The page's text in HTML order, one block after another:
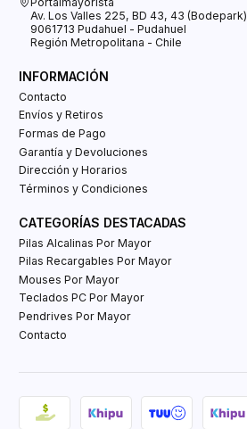
Av. Los Valles 225, BD 43, 43 (Bodepark)
9061713 Pudahuel - Pudahuel
Región Metropolitana - Chile
INFORMACIÓN
Contacto
Envíos y Retiros
Formas de Pago
Garantía y Devoluciones
Dirección y Horarios
Términos y Condiciones
CATEGORÍAS DESTACADAS
Pilas Alcalinas Por Mayor
Pilas Recargables Por Mayor
Mouses Por Mayor
Teclados PC Por Mayor
Pendrives Por Mayor
Contacto